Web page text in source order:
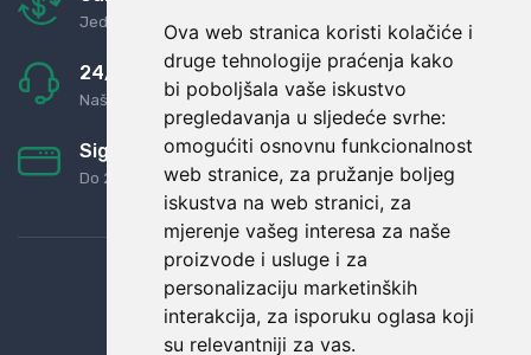
Ova web stranica koristi kolačiće i
druge tehnologije praćenja kako
bi poboljšala vaše iskustvo
pregledavanja u sljedeće svrhe:
omogućiti osnovnu funkcionalnost
web stranice, za pružanje boljeg
iskustva na web stranici, za
mjerenje vašeg interesa za naše
proizvode i usluge i za
personalizaciju marketinških
interakcija, za isporuku oglasa koji
su relevantniji za vas.
Jednostavno pravilo: Roba za novac
24/7 odlična podrška
Naši agenti uvijek na raspolaganju
Sigurno obročno plaćanje
Do 24 rata bez kamata